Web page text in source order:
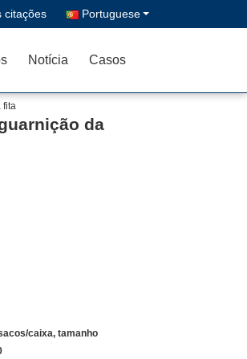
citações Portuguese
Notícia Casos
fita
da
caixa, tamanho